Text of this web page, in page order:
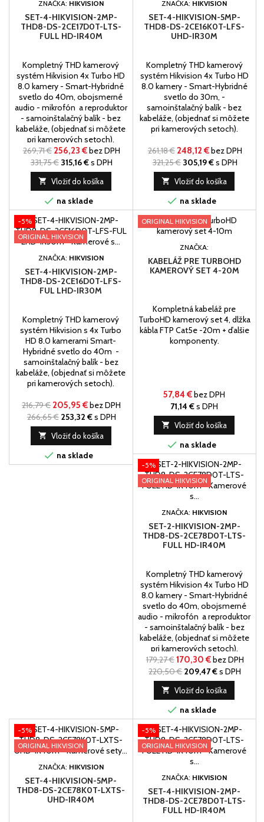
ZNAČKA: HIKVISION
SET-4-HIKVISION-2MP-
THD8-DS-2CE17D0T-LTS-
FULL HD-IR40M
Kompletný THD kamerový
systém Hikvision 4x Turbo HD
8.0 kamery - Smart-Hybridné
svetlo do 40m, obojsmerné
audio - mikrofón a reproduktor
- samoinštalačný balík - bez
kabeláže, (objednať si môžete
pri kamerových setoch).
269,71 € 256,23 €bez DPH
331,75 € 315,16 €s DPH
 Vložiť do košíka
 na sklade
ZNAČKA: HIKVISION
SET-4-HIKVISION-5MP-
THD8-DS-2CE16K0T-LFS-
UHD-IR30M
Kompletný THD kamerový
systém Hikvision 4x Turbo HD
8.0 kamery - Smart-Hybridné
svetlo do 30m, -
samoinštalačný balík - bez
kabeláže, (objednať si môžete
pri kamerových setoch).
261,18 € 248,12 €bez DPH
321,25 € 305,19 €s DPH
 Vložiť do košíka
 na sklade
-5%
ORIGINAL HIKVISION
ZNAČKA: HIKVISION
SET-4-HIKVISION-2MP-
THD8-DS-2CE16D0T-LFS-
FUL LHD-IR30M
Kompletný THD kamerový
systém Hikvision s 4x Turbo
HD 8.0 kamerami Smart-
Hybridné svetlo do 40m -
samoinštalačný balík - bez
kabeláže, (objednať si môžete
pri kamerových setoch).
216,79 € 205,95 €bez DPH
266,65 € 253,32 €s DPH
 Vložiť do košíka
 na sklade
ORIGINAL HIKVISION
ZNAČKA:
KABELÁŽ PRE TURBOHD
KAMEROVÝ SET 4-20M
Kompletná kabeláž pre
TurboHD kamerový set 4, dlžka
kábla FTP Cat5e -20m + ďalšie
komponenty.
57,84 €bez DPH
71,14 €s DPH
 Vložiť do košíka
 na sklade
-5%
ORIGINAL HIKVISION
ZNAČKA: HIKVISION
SET-2-HIKVISION-2MP-
THD8-DS-2CE78D0T-LTS-
FULL HD-IR40M
Kompletný THD kamerový
systém Hikvision 4x Turbo HD
8.0 kamery - Smart-Hybridné
svetlo do 40m, obojsmerné
audio - mikrofón a reproduktor
- samoinštalačný balík - bez
kabeláže, (objednať si môžete
pri kamerových setoch).
179,27 €170,30 €bez DPH
220,50 € 209,47 €s DPH
 Vložiť do košíka
 na sklade
-5%
ORIGINAL HIKVISION
ZNAČKA: HIKVISION
SET-4-HIKVISION-5MP-
THD8-DS-2CE78K0T-LXTS-
UHD-IR40M
-5%
ORIGINAL HIKVISION
ZNAČKA: HIKVISION
SET-4-HIKVISION-2MP-
THD8-DS-2CE78D0T-LTS-
FULL HD-IR40M